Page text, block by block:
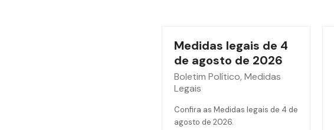
Medidas legais de 4
de agosto de 2026
Boletim Político, Medidas
Legais
Confira as Medidas legais de 4 de
agosto de 2026.